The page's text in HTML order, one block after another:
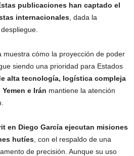
publicaciones han captado el
internacionales , dada la
muestra cómo la proyección de poder
siendo una prioridad para Estados
alta tecnología, logística compleja
e Irán mantiene la atención
en Diego García ejecutan misiones
hutíes , con el respaldo de una
de precisión. Aunque su uso